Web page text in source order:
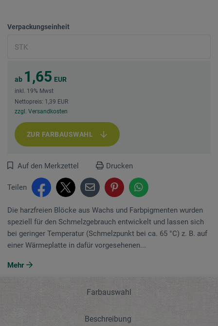
Verpackungseinheit
ab 1,65 EUR
inkl. 19% Mwst
Nettopreis: 1,39 EUR
zzgl. Versandkosten
ZUR FARBAUSWAHL
Auf den Merkzettel Drucken
Teilen
Die harzfreien Blöcke aus Wachs und Farbpigmenten wurden
speziell für den Schmelzgebrauch entwickelt und lassen sich
bei geringer Temperatur (Schmelzpunkt bei ca. 65 °C) z. B. auf
einer Wärmeplatte in dafür vorgesehenen...
Mehr
Farbauswahl
Beschreibung